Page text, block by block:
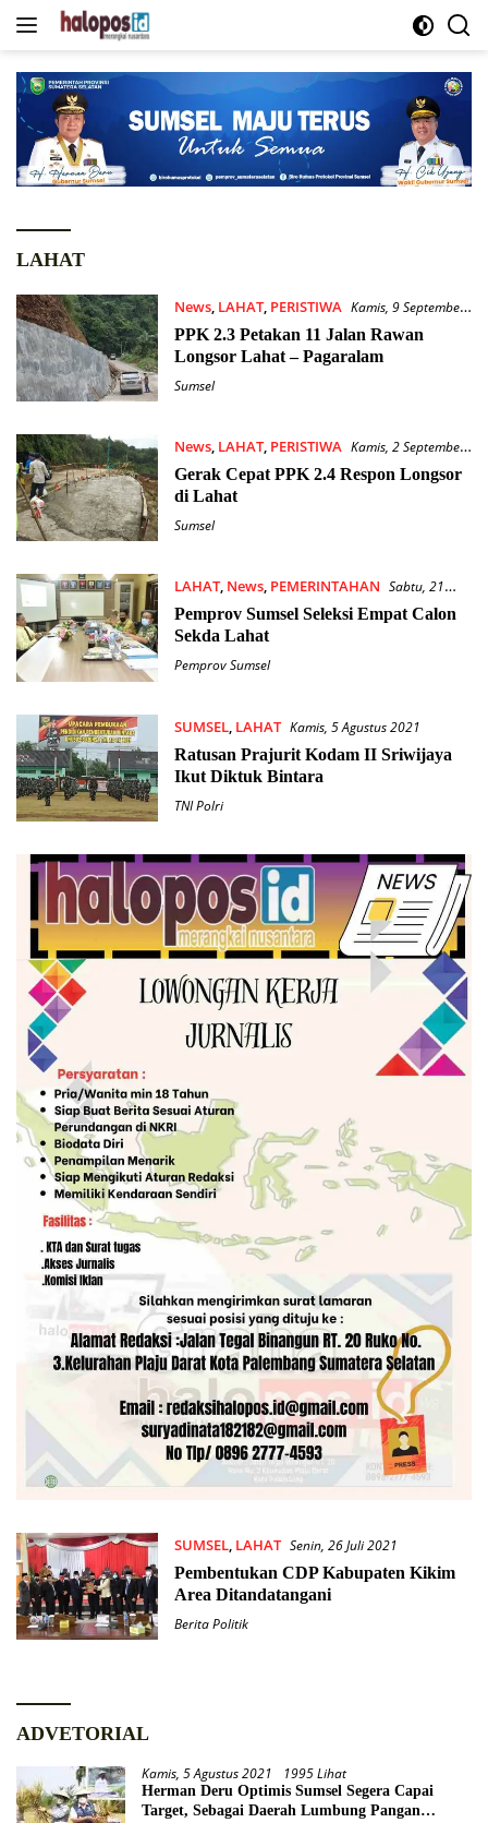
Langsung
LAHAT
News, LAHAT, PERISTIWA Kamis, 9 September
2021
PPK 2.3 Petakan 11 Jalan Rawan
Longsor Lahat – Pagaralam
Sumsel
News, LAHAT, PERISTIWA Kamis, 2 September
2021
Gerak Cepat PPK 2.4 Respon Longsor
di Lahat
Sumsel
LAHAT, News, PEMERINTAHAN Sabtu, 21
Agustus 2021
Pemprov Sumsel Seleksi Empat Calon
Sekda Lahat
Pemprov Sumsel
SUMSEL, LAHAT Kamis, 5 Agustus 2021
Ratusan Prajurit Kodam II Sriwijaya
Ikut Diktuk Bintara
TNI Polri
SUMSEL, LAHAT Senin, 26 Juli 2021
Pembentukan CDP Kabupaten Kikim
Area Ditandatangani
Berita Politik
ADVETORIAL
Kamis, 5 Agustus 2021 1995 Lihat
Herman Deru Optimis Sumsel Segera Capai
Target, Sebagai Daerah Lumbung Pangan